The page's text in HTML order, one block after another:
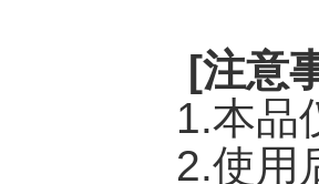
[注意
1.本品
2.使用